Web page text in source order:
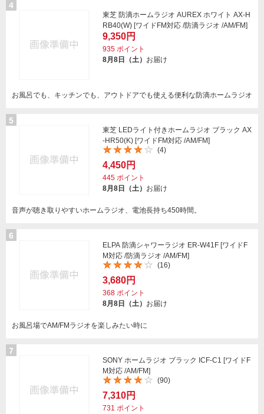
4
東芝 防滴ホームラジオ AUREX ホワイト AX-H
RB40(W) [ワイドFM対応 /防滴ラジオ /AM/FM]
9,350円
935 ポイント
8月8日（土） お届け
お風呂でも、キッチンでも、アウトドアでも使える便利な防滴ホームラジオ
5
東芝 LEDライト付きホームラジオ ブラック AX
-HR50(K) [ワイドFM対応 /AM/FM]
(4)
4,450円
445 ポイント
8月8日（土） お届け
音声が聴き取りやすいホームラジオ、電池長持ち450時間。
6
ELPA 防滴シャワーラジオ ER-W41F [ワイドF
M対応 /防滴ラジオ /AM/FM]
(16)
3,680円
368 ポイント
8月8日（土） お届け
お風呂場でAM/FMラジオを楽しみたい時に
7
SONY ホームラジオ ブラック ICF-C1 [ワイドF
M対応 /AM/FM]
(90)
7,310円
731 ポイント